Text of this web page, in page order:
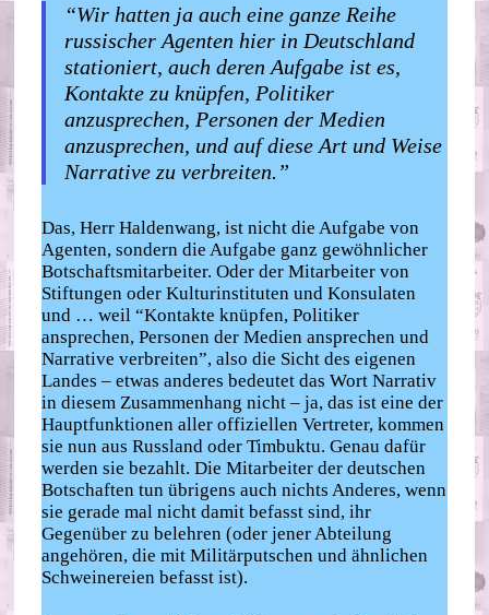
“Wir hatten ja auch eine ganze Reihe
russischer Agenten hier in Deutschland
stationiert, auch deren Aufgabe ist es,
Kontakte zu knüpfen, Politiker
anzusprechen, Personen der Medien
anzusprechen, und auf diese Art und Weise
Narrative zu verbreiten.”
Das, Herr Haldenwang, ist nicht die Aufgabe von
Agenten, sondern die Aufgabe ganz gewöhnlicher
Botschaftsmitarbeiter. Oder der Mitarbeiter von
Stiftungen oder Kulturinstituten und Konsulaten
und … weil “Kontakte knüpfen, Politiker
ansprechen, Personen der Medien ansprechen und
Narrative verbreiten”, also die Sicht des eigenen
Landes – etwas anderes bedeutet das Wort Narrativ
in diesem Zusammenhang nicht – ja, das ist eine der
Hauptfunktionen aller offiziellen Vertreter, kommen
sie nun aus Russland oder Timbuktu. Genau dafür
werden sie bezahlt. Die Mitarbeiter der deutschen
Botschaften tun übrigens auch nichts Anderes, wenn
sie gerade mal nicht damit befasst sind, ihr
Gegenüber zu belehren (oder jener Abteilung
angehören, die mit Militärputschen und ähnlichen
Schweinereien befasst ist).